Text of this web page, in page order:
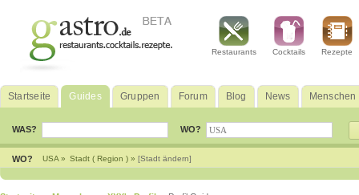
Restaurants Cocktails Rezepte
Startseite Guides Gruppen Forum Blog News Menschen
WAS? WO?
WO? USA » Stadt ( Region ) » [Stadt ändern]